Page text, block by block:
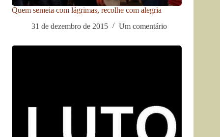
Quem semeia com lágrimas, recolhe com alegria
31 de dezembro de 2015
Um comentário